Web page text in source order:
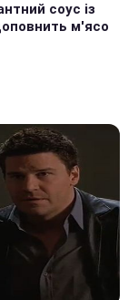
соус із
м'ясо